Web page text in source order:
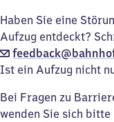
Haben Sie eine
Aufzug entdeckt?
Ist ein Aufzug nicht
Bei Fragen zu
wenden Sie sich